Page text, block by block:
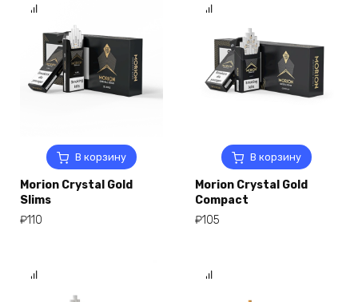
В корзину
Morion Crystal Gold
Slims
₽110
В корзину
Morion Crystal Gold
Compact
₽105